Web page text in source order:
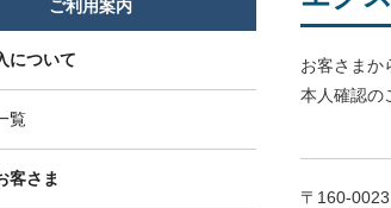
お客さまか
本人確認の
〒160-0023
ご利用案内
について
覧
客さま